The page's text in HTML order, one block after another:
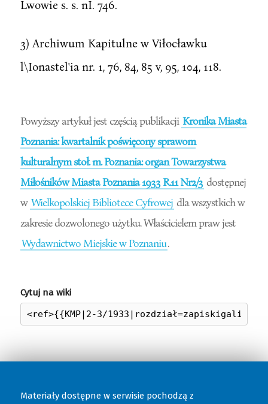
Lwowie s. s. nI. 746.
3) Archiwum Kapitulne w Viłocławku
l\Ionastel'ia nr. 1, 76, 84, 85 v, 95, 104, 118.
Powyższy artykuł jest częścią publikacji Kronika Miasta
Poznania: kwartalnik poświęcony sprawom
kulturalnym stoł. m. Poznania: organ Towarzystwa
Miłośników Miasta Poznania 1933 R.11 Nr2/3 dostępnej
w Wielkopolskiej Bibliotece Cyfrowej dla wszystkich w
zakresie dozwolonego użytku. Właścicielem praw jest
Wydawnictwo Miejskie w Poznaniu.
Cytuj na wiki
Materiały dostępne w serwisie pochodzą z